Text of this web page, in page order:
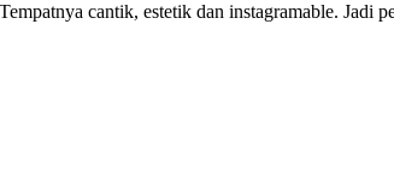
cantik, estetik dan instagramable. Jadi